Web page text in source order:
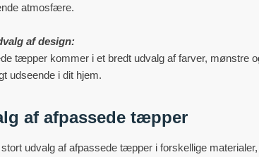
atmosfære.
af design:
tæpper kommer i et bredt udvalg af farver, mønstre
udseende i dit hjem.
af afpassede tæpper
udvalg af afpassede tæpper i forskellige